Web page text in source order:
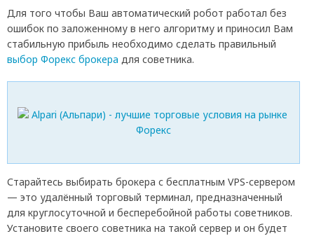
Для того чтобы Ваш автоматический робот работал без
ошибок по заложенному в него алгоритму и приносил Вам
стабильную прибыль необходимо сделать правильный
выбор Форекс брокера для советника.
Старайтесь выбирать брокера с бесплатным VPS-сервером
— это удалённый торговый терминал, предназначенный
для круглосуточной и бесперебойной работы советников.
Установите своего советника на такой сервер и он будет